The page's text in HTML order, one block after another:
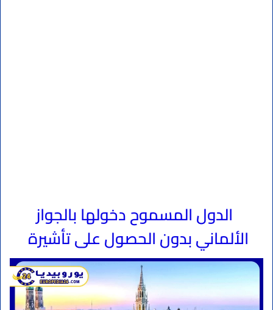
الدول المسموح دخولها بالجواز
الألماني بدون الحصول على تأشيرة